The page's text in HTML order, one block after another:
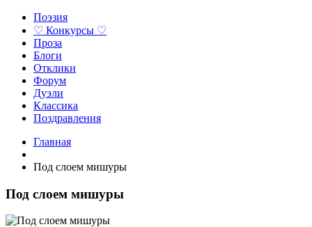
Поэзия
♡ Конкурсы ♡
Проза
Блоги
Отклики
Форум
Дуэли
Классика
Поздравления
Главная
Под слоем мишуры
Под слоем мишуры